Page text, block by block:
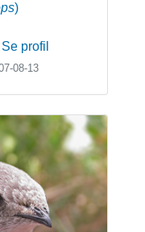
)
Se profil
08-13